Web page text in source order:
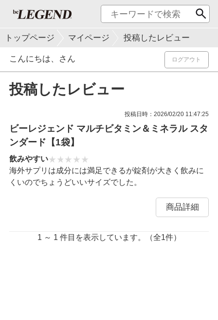
トップページ マイページ 投稿したレビュー
こんにちは、 さん ログアウト
投稿したレビュー
投稿日時：2026/02/20 11:47:25
ビーレジェンド マルチビタミン＆ミネラル スタ
ンダード【1袋】
飲みやすい
海外サプリは成分には満足できるが錠剤が大きく飲みに
くいのでちょうどいいサイズでした。
商品詳細
1 ～ 1 件目を表示しています。（全1件）